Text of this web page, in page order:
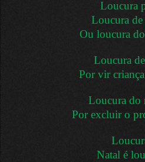
Loucura
Loucura de
Ou loucura
Loucura
Por vir
Loucura do
Por excluir o
Natal é